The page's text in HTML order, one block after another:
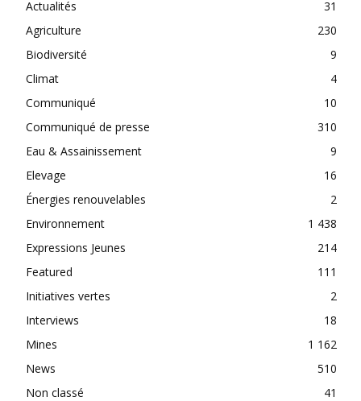
Actualités
31
Agriculture
230
Biodiversité
9
Climat
4
Communiqué
10
Communiqué de presse
310
Eau & Assainissement
9
Elevage
16
Énergies renouvelables
2
Environnement
1 438
Expressions Jeunes
214
Featured
111
Initiatives vertes
2
Interviews
18
Mines
1 162
News
510
Non classé
41